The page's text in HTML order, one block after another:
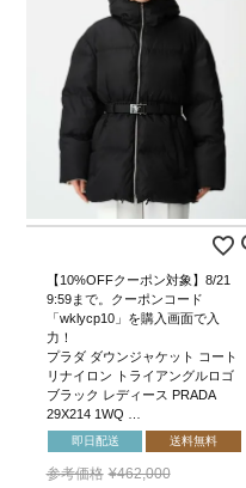
【10%OFFクーポン対象】8/21
9:59まで。クーポンコード
「wklycp10」を購入画面で入
力！
プラダ ダウンジャケット コート
リナイロン トライアングルロゴ
ブラック レディース PRADA
29X214 1WQ …
即日配送 送料無料
参考価格 ¥462,000